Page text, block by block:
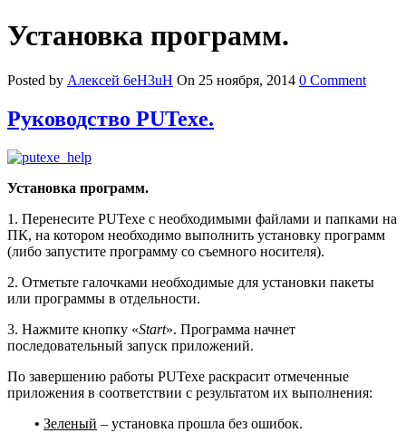
Установка программ.
Posted by Алексей 6eH3uH On 25 ноября, 2014 0 Comment
Руководство PUTexe.
Установка программ.
1. Перенесите PUTexe с необходимыми файлами и папками на
ПК, на котором необходимо выполнить установку программ
(либо запустите программу со съемного носителя).
2. Отметьте галочками необходимые для установки пакеты
или программы в отдельности.
3. Нажмите кнопку «Start». Программа начнет
последовательный запуск приложений.
По завершению работы PUTexe раскрасит отмеченные
приложения в соответствии с результатом их выполнения:
• Зеленый – установка прошла без ошибок.